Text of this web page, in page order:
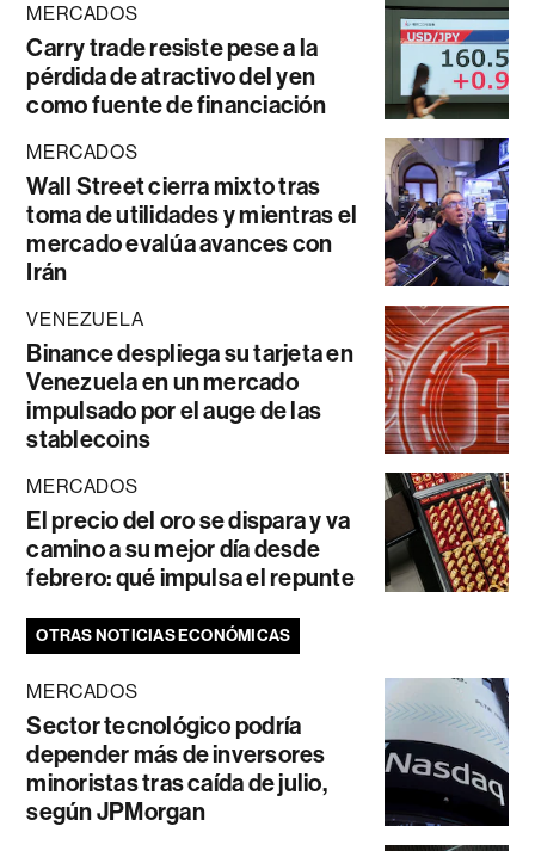
MERCADOS
Carry trade resiste pese a la
pérdida de atractivo del yen
como fuente de financiación
MERCADOS
Wall Street cierra mixto tras
toma de utilidades y mientras el
mercado evalúa avances con
Irán
VENEZUELA
Binance despliega su tarjeta en
Venezuela en un mercado
impulsado por el auge de las
stablecoins
MERCADOS
El precio del oro se dispara y va
camino a su mejor día desde
febrero: qué impulsa el repunte
OTRAS NOTICIAS ECONÓMICAS
MERCADOS
Sector tecnológico podría
depender más de inversores
minoristas tras caída de julio,
según JPMorgan